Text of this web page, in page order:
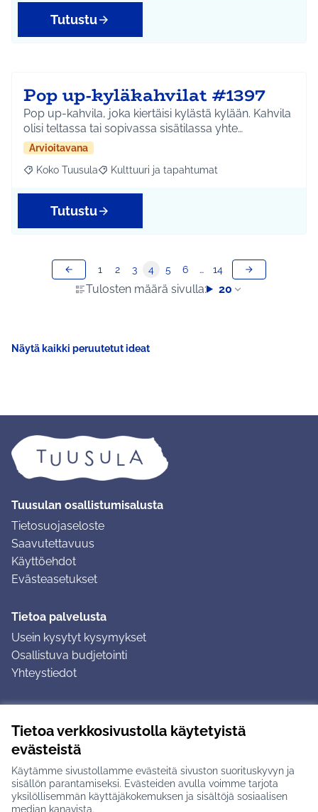
Tietoa verkkosivustolla käytetyistä
evästeistä
Käytämme sivustollamme evästeitä sivuston suorituskyvyn ja
sisällön parantamiseksi. Evästeiden avulla voimme tarjota
yksilöllisemmän käyttäjäkokemuksen ja sisältöjä sosiaalisen
median kanavista.
Tutustu
Pop up-kyläkahvilat #1397
Pop up-kahvila, joka kiertäisi kylästä kylään. Kahvila
olisi teltassa tai sopivassa sisätilassa yhte…
Arvioitavana
Rajaa tulokset aihepiirin mukaan: Koko Tuusula
Koko Tuusula Rajaa tulokset teeman mukaan: Kulttuuri ja
Kulttuuri ja tapahtumat
Tutustu
Tulosten määrä sivulla: 20
1 2 3 4 5 6 … 14
Näytä kaikki peruutetut ideat
Tuusulan osallistumisalusta
Tietosuojaseloste
Saavutettavuus
Käyttöehdot
Evästeasetukset
Tietoa palvelusta
Usein kysytyt kysymykset
Osallistuva budjetointi
Yhteystiedot
Ohjeet kirjautumiseen
Ohjeet kommentin jättämiseen